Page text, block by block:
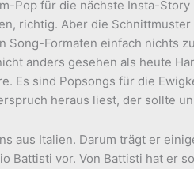
Pop für die nächste Insta-
richtig. Aber die
Song-Formaten einfach nichts
anders gesehen als heute
Es sind Popsongs für die
heraus liest, der sollte
aus Italien. Darum trägt er
Battisti vor. Von Battisti hat er